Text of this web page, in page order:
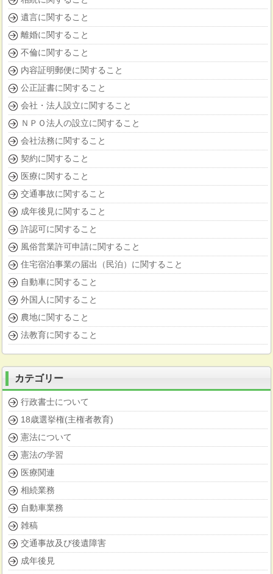
遺言に関すること
離婚に関すること
不倫に関すること
内容証明郵便に関すること
公正証書に関すること
会社・法人設立に関すること
ＮＰＯ法人の設立に関すること
会社法務に関すること
契約に関すること
医療に関すること
交通事故に関すること
成年後見に関すること
許認可に関すること
風俗営業許可申請に関すること
住宅宿泊事業の届出（民泊）に関すること
自動車に関すること
外国人に関すること
農地に関すること
法教育に関すること
カテゴリー
行政書士について
18歳選挙権(主権者教育)
憲法について
憲法の学習
医療関連
相続業務
自動車業務
雑稿
交通事故及び後遺障害
成年後見